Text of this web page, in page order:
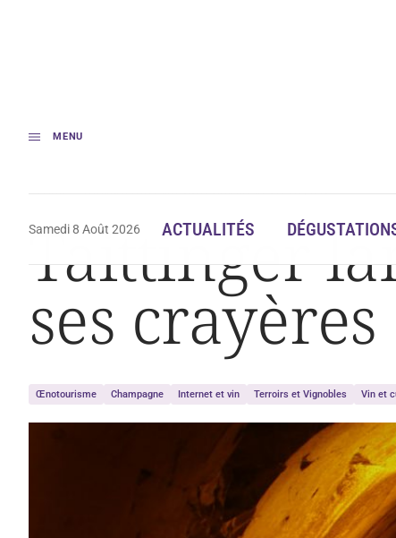
MENU
Samedi 8 Août 2026 ACTUALITÉS
Accueil Taittinger lance une visite virtuelle de ses crayères
Taittinger
ses crayères
Œnotourisme Champagne Internet et vin Terroirs et Vignobles Vin et